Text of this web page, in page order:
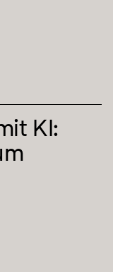
KI: